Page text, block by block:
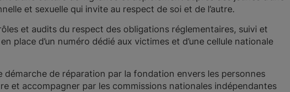
et sexuelle qui invite au respect de soi et de l’autre.
et audits du respect des obligations réglementaires, suivi et
place d’un numéro dédié aux victimes et d’une cellule nationale
démarche de réparation par la fondation envers les personnes
et accompagner par les commissions nationales indépendantes